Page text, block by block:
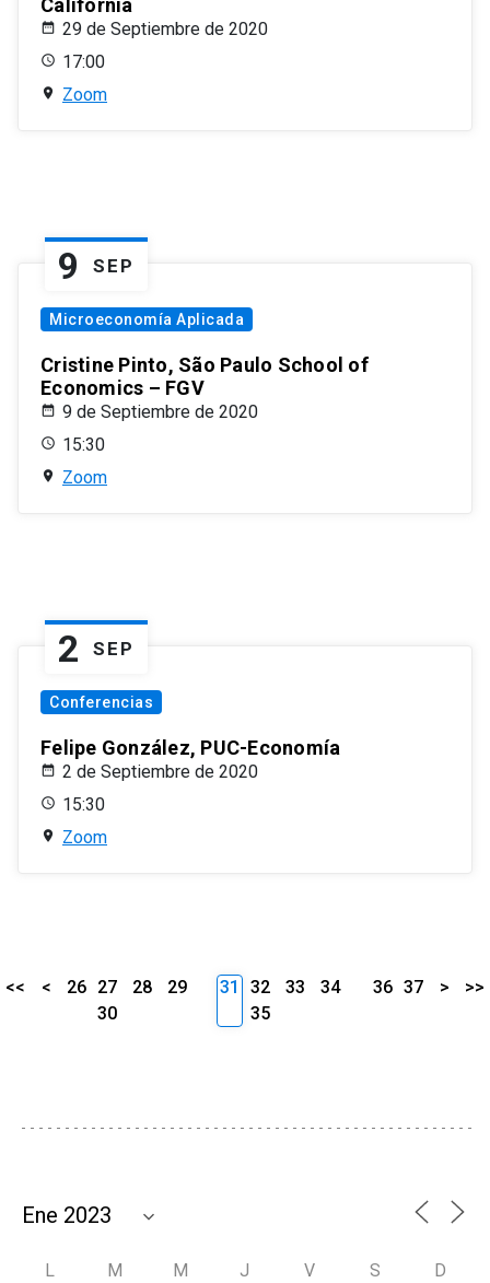
California
29 de Septiembre de 2020
17:00
Zoom
9 SEP
Microeconomía Aplicada
Cristine Pinto, São Paulo School of
Economics – FGV
9 de Septiembre de 2020
15:30
Zoom
2 SEP
Conferencias
Felipe González, PUC-Economía
2 de Septiembre de 2020
15:30
Zoom
<< < 26 27 28
29
30
31 32 33
34
35
36 37 > >>
L M M J V S D